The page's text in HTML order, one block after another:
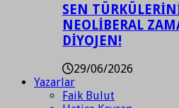
SEN
NEOLİBERAL
DİYOJEN!
29/06/2026
Yazarlar
Faik Bulut